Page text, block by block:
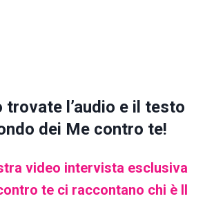
trovate l’audio e il testo
dei Me contro te!
video intervista esclusiva
te ci raccontano chi è Il